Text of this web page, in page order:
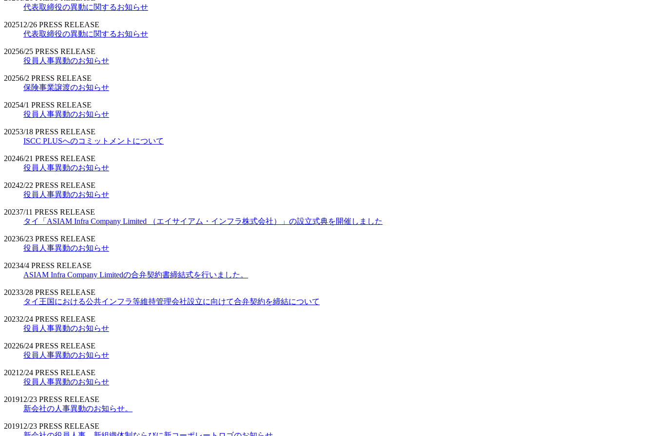
代表取締役の異動に関するお知らせ
202512/26 PRESS RELEASE
代表取締役の異動に関するお知らせ
20256/25 PRESS RELEASE
役員人事異動のお知らせ
20256/2 PRESS RELEASE
保険事業譲渡のお知らせ
20254/1 PRESS RELEASE
役員人事異動のお知らせ
20253/18 PRESS RELEASE
ISCC PLUSへのコミットメントについて
20246/21 PRESS RELEASE
役員人事異動のお知らせ
20242/22 PRESS RELEASE
役員人事異動のお知らせ
20237/11 PRESS RELEASE
タイ「ASIAM Infra Company Limited （エイサイアム・インフラ株式会社）」の設立式典を開催しました
20236/23 PRESS RELEASE
役員人事異動のお知らせ
20234/4 PRESS RELEASE
ASIAM Infra Company Limitedの合弁契約書締結式を行いました。
20233/28 PRESS RELEASE
タイ王国における公共インフラ等維持管理会社設立に向けて合弁契約を締結について
20232/24 PRESS RELEASE
役員人事異動のお知らせ
20226/24 PRESS RELEASE
役員人事異動のお知らせ
2021 2/24 PRESS RELEASE
役員人事異動のお知らせ
201912/23 PRESS RELEASE
新会社の人事異動のお知らせ。
201912/23 PRESS RELEASE